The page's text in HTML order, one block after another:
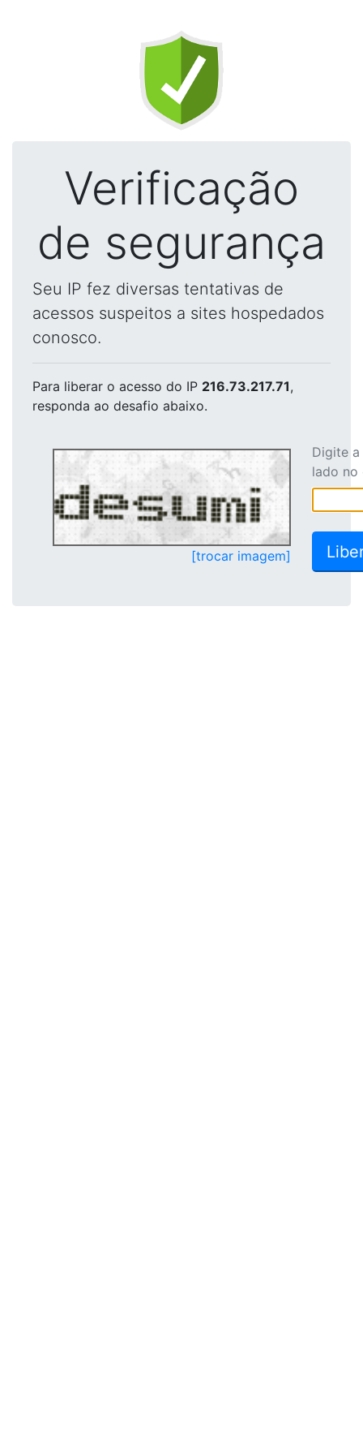
Verificação
de segurança
Seu IP fez diversas tentativas de
acessos suspeitos a sites hospedados
conosco.
Para liberar o acesso do IP 216.73.217.71,
responda ao desafio abaixo.
[trocar imagem]
Digite
lado no